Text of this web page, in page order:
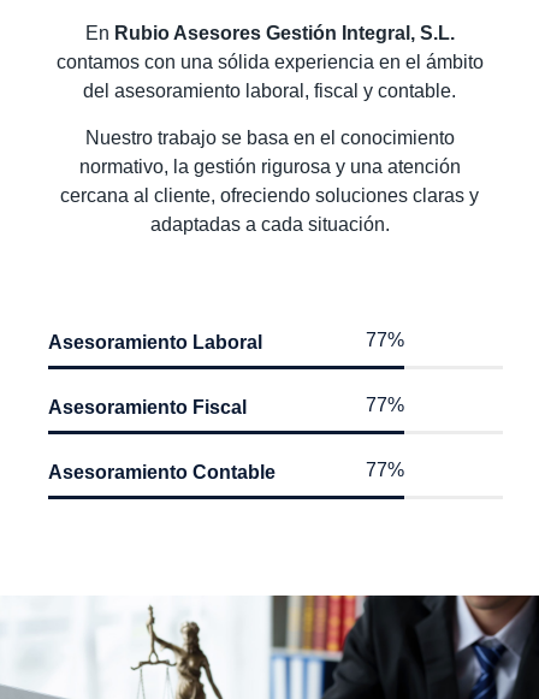
En Rubio Asesores Gestión Integral, S.L.
contamos con una sólida experiencia en el ámbito
del asesoramiento laboral, fiscal y contable.
Nuestro trabajo se basa en el conocimiento
normativo, la gestión rigurosa y una atención
cercana al cliente, ofreciendo soluciones claras y
adaptadas a cada situación.
Asesoramiento Laboral
Asesoramiento Fiscal
Asesoramiento Contable